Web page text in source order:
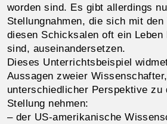
worden sind. Es gibt allerdings
Stellungnahmen, die sich mit
diesen Schicksalen oft ein Leben
sind, auseinandersetzen.
Dieses Unterrichtsbeispiel
Aussagen zweier
unterschiedlicher Perspektive zu
Stellung nehmen:
– der US-amerikanische